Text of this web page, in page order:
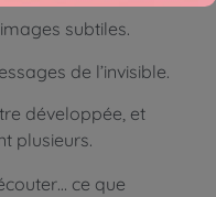
subtiles.
de l’invisible.
développée, et
plusieurs.
ce que